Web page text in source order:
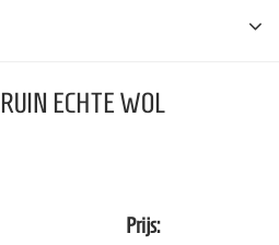
ECHTE WOL
Prijs: